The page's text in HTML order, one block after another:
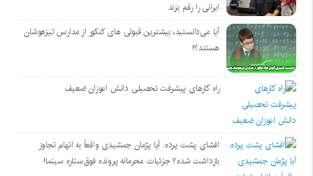
ایرانی را رقم بزند
آیا می‌دانستید، بیشترین قبولی های کنکور از مدارس تیزهوشان
هستند؟!
راه کارهای پیشرفت تحصیلی دانش اموزان ضعیف
افشای پشت پرده: آیا پژمان جمشیدی واقعاً به اتهام تجاوز
بازداشت شده؟ جزئیات محرمانه پرونده فوق‌ستاره سینما!